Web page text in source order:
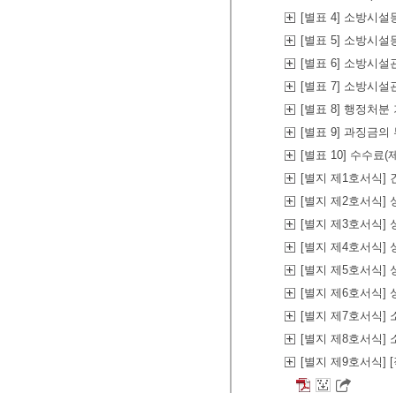
[별표 4] 소방시설
[별표 5] 소방시설
[별표 6] 소방시설
[별표 7] 소방시설
[별표 8] 행정처분
[별표 9] 과징금의
[별표 10] 수수료(
[별지 제1호서식]
[별지 제2호서식]
[별지 제3호서식]
[별지 제4호서식]
[별지 제5호서식]
[별지 제6호서식]
[별지 제7호서식]
[별지 제8호서식]
[별지 제9호서식]